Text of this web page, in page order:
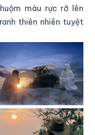
màu rực rỡ lên
thiên nhiên tuyệt